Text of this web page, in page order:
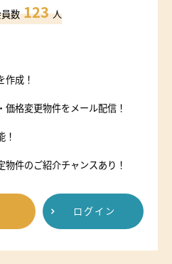
数 123 人
作成！
格変更物件をメール配信！
！
件のご紹介チャンスあり！
ログイン